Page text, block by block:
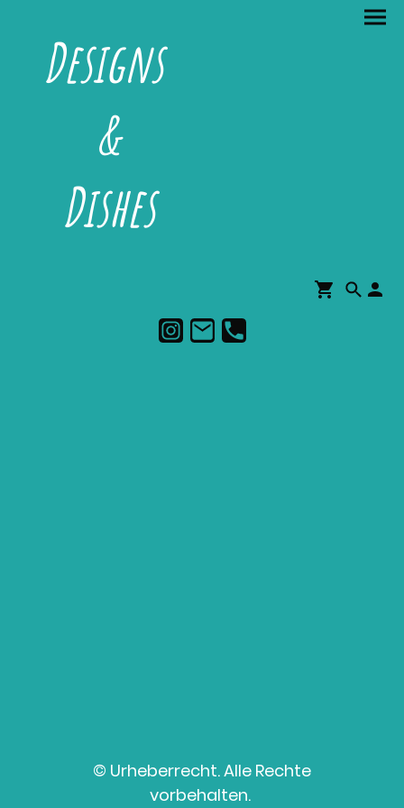
Designs
&
Dishes
© Urheberrecht. Alle Rechte
vorbehalten.